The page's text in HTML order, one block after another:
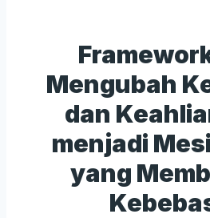
Mengubah
dan
menjadi
yang